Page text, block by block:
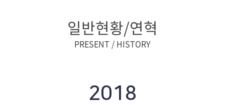
일반현황/연혁
PRESENT / HISTORY
2018